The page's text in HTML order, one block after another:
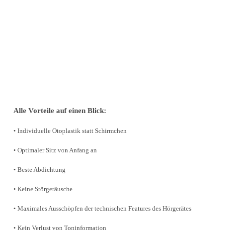
Alle Vorteile auf einen Blick:
• Individuelle Otoplastik statt Schirmchen
• Optimaler Sitz von Anfang an
• Beste Abdichtung
• Keine Störgeräusche
• Maximales Ausschöpfen der technischen Features des Hörgerätes
• Kein Verlust von Toninformation